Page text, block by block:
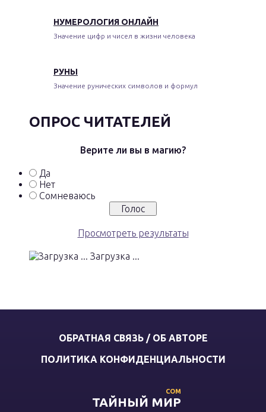
НУМЕРОЛОГИЯ ОНЛАЙН
Значение цифр и чисел в жизни человека
РУНЫ
Значение рунических символов и формул
ОПРОС ЧИТАТЕЛЕЙ
Верите ли вы в магию?
Да
Нет
Сомневаюсь
Просмотреть результаты
Загрузка ...
ОБРАТНАЯ СВЯЗЬ / ОБ АВТОРЕ
ПОЛИТИКА КОНФИДЕНЦИАЛЬНОСТИ
ТАЙНЫЙ МИР
COM